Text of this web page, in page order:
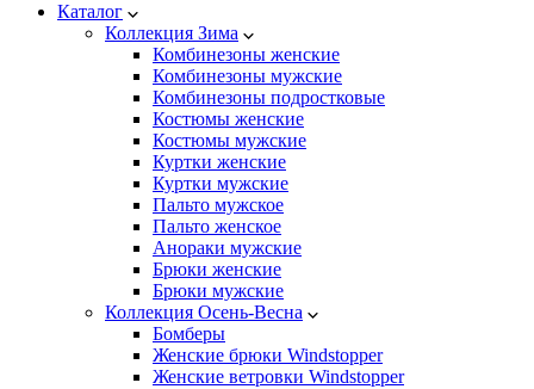
Каталог
Коллекция Зима
Комбинезоны женские
Комбинезоны мужские
Комбинезоны подростковые
Костюмы женские
Костюмы мужские
Куртки женские
Куртки мужские
Пальто мужское
Пальто женское
Анораки мужские
Брюки женские
Брюки мужские
Коллекция Осень-Весна
Бомберы
Женские брюки Windstopper
Женские ветровки Windstopper